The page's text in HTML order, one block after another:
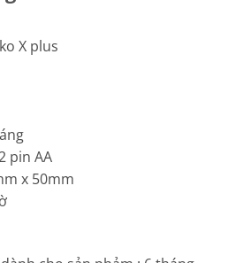
X plus
pin AA
x 50mm